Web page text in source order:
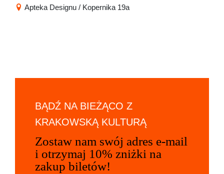
Apteka Designu / Kopernika 19a
BĄDŹ NA BIEŻĄCO Z
KRAKOWSKĄ KULTURĄ
Zostaw nam swój adres e-mail
i otrzymaj 10% zniżki na
zakup biletów!